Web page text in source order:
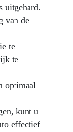
uitgehard.
van de
te
te
optimaal
kunt u
effectief